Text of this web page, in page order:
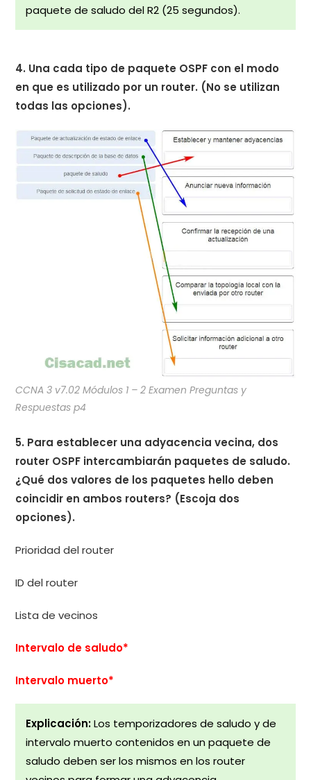
paquete de saludo del R2 (25 segundos).
4. Una cada tipo de paquete OSPF con el modo
en que es utilizado por un router. (No se utilizan
todas las opciones).
CCNA 3 v7.02 Módulos 1 – 2 Examen Preguntas y
Respuestas p4
5. Para establecer una adyacencia vecina, dos
router OSPF intercambiarán paquetes de saludo.
¿Qué dos valores de los paquetes hello deben
coincidir en ambos routers? (Escoja dos
opciones).
Prioridad del router
ID del router
Lista de vecinos
Intervalo de saludo*
Intervalo muerto*
Explicación:Los temporizadores de saludo y de
intervalo muerto contenidos en un paquete de
saludo deben ser los mismos en los router